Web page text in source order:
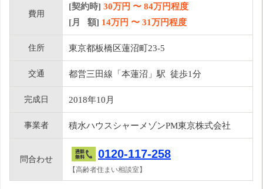
費用
[契約時] 30万円 〜 84万円程度
[月 額] 14万円 〜 31万円程度
住所 東京都板橋区蓮沼町23-5
交通 都営三田線「本蓮沼」駅 徒歩1分
完成日 2018年10月
事業者 積水ハウスシャーメゾンPM東京株式会社
問合わせ 0120-117-258
【高齢者住まい相談室】